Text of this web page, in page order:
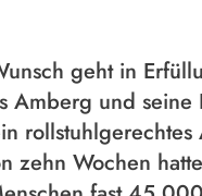
geht in
Amberg und seine
rollstuhlgerechtes
zehn Wochen